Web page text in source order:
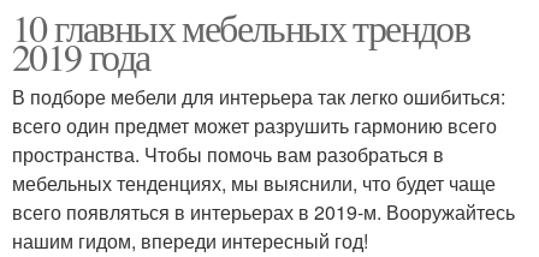
10 главных мебельных трендов
2019 года
В подборе мебели для интерьера так легко ошибиться:
всего один предмет может разрушить гармонию всего
пространства. Чтобы помочь вам разобраться в
мебельных тенденциях, мы выяснили, что будет чаще
всего появляться в интерьерах в 2019-м. Вооружайтесь
нашим гидом, впереди интересный год!